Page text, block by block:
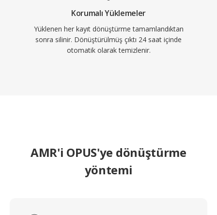
Korumalı Yüklemeler
Yüklenen her kayıt dönüştürme tamamlandıktan
sonra silinir. Dönüştürülmüş çıktı 24 saat içinde
otomatik olarak temizlenir.
AMR'i OPUS'ye dönüştürme
yöntemi